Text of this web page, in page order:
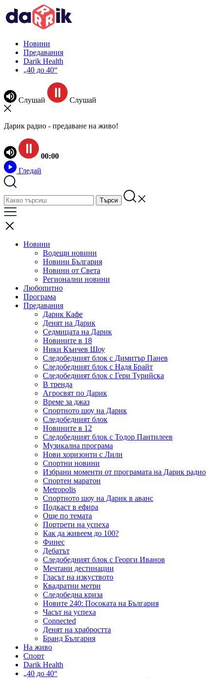
Новини
Предавания
Darik Health
„40 до 40“
Слушай Слушай
Дарик радио - предаване на живо!
00:00
Гледай
Новини
Водещи новини
Новини България
Новини от Света
Регионални новини
Любопитно
Програма
Предавания
Дарик Кафе
Денят на Дарик
Седмицата на Дарик
Новините в 18
Ники Кънчев Шоу
Следобедният блок с Димитър Панев
Следобедният блок с Надя Брайт
Следобедният блок с Гери Турийска
В тренда
Агросвят по Дарик
Време за джаз
Спортното шоу на Дарик
Следобедният блок
Новините в 12
Следобедният блок с Тодор Пантилеев
Музикална програма
Нови хоризонти с Лили
Спортни новини
Избрани моменти от програмата на Дарик радио
Спортен маратон
Metropolis
Спортното шоу на Дарик в аванс
Подкаст в ефира
Още по темата
Портрети на успеха
Как да живеем до 100?
Финес
Дебатът
Следобедният блок с Георги Иванов
Мечтани дестинации
Гласът на изкуството
Квадратни метри
Следобедна криза
Новите 240: Посоката на България
Часът на успеха
Connected
Денят на храбростта
Бранд България
На живо
Спорт
Darik Health
„40 до 40“